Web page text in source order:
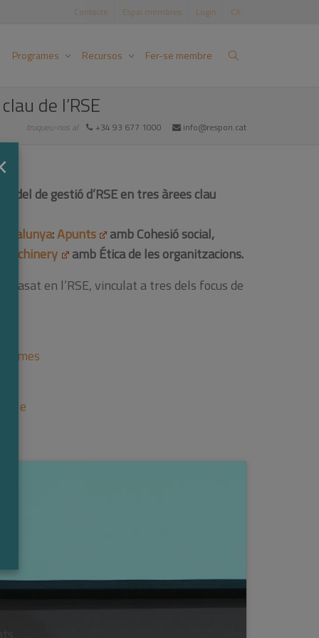
Contacte Espai membres Login CA
Programes Recursos Fer-se membre
de l’RSE
truqueu-nos al +34 93 677 1000 info@respon.cat
de gestió d’RSE en tres àrees clau
:Apunts
amb Cohesió social,
amb Ética de les organitzacions.
en l’RSE, vinculat a tres dels focus de
Pimes